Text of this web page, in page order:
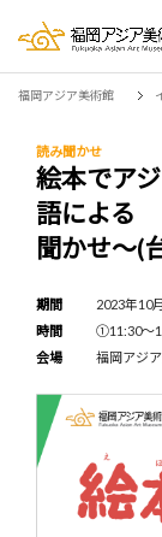
福岡アジア美術館
読み聞かせ
絵本でア
語による
聞かせ～(
期間
2023年10
時間
①11:30～
会場
福岡アジ